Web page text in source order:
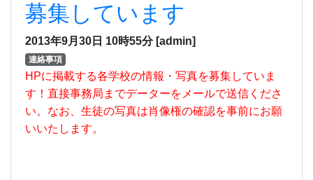
募集しています
2013年9月30日 10時55分 [admin]
連絡事項
HPに掲載する各学校の情報・写真を募集していま
す！直接事務局までデーターをメールで送信くださ
い。なお、生徒の写真は肖像権の確認を事前にお願
いいたします。